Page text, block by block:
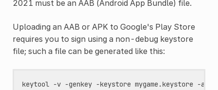
2021 must be an AAB (Android App Bundle) file.
Uploading an AAB or APK to Google's Play Store
requires you to sign using a non-debug keystore
file; such a file can be generated like this:
keytool -v -genkey -keystore mygame.keystore -